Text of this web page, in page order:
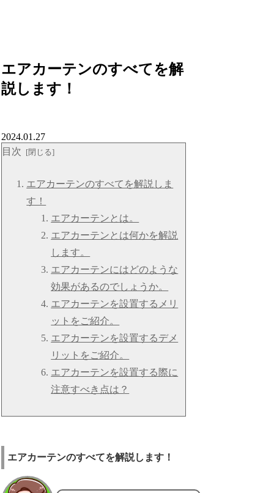
エアカーテンのすべてを解
説します！
2024.01.27
目次
エアカーテンのすべてを解説しま
す！
エアカーテンとは。
エアカーテンとは何かを解説
します。
エアカーテンにはどのような
効果があるのでしょうか。
エアカーテンを設置するメリ
ットをご紹介。
エアカーテンを設置するデメ
リットをご紹介。
エアカーテンを設置する際に
注意すべき点は？
エアカーテンのすべてを解説します！